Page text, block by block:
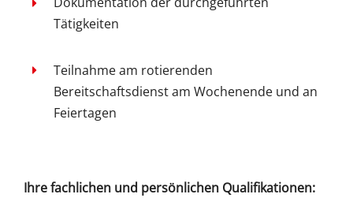
Tätigkeiten
Teilnahme am rotierenden
Bereitschaftsdienst am Wochenende und an
Feiertagen
Ihrefachlichen und persönlichen Qualifikationen: